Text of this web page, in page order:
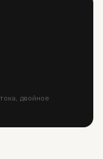
двойное